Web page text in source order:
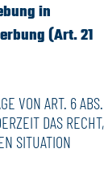
in
(Art. 21
VON ART. 6 ABS.
DAS RECHT,
SITUATION